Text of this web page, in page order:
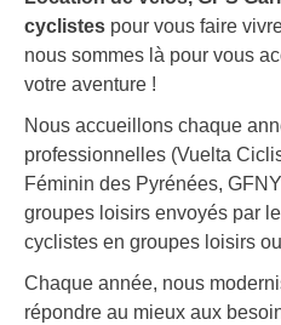
cyclistes pour vous faire
nous sommes là pour vous
votre aventure !
Nous accueillons chaque
professionnelles (Vuelta
Féminin des Pyrénées,
groupes loisirs envoyés par
cyclistes en groupes loisirs
Chaque année, nous
répondre au mieux aux